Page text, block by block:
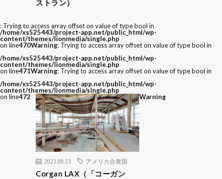
ストラン）
: Trying to access array offset on value of type bool in
/home/xs525443/project-app.net/public_html/wp-
content/themes/lionmedia/single.php
on line470Warning: Trying to access array offset on value of type bool in
/home/xs525443/project-app.net/public_html/wp-
content/themes/lionmedia/single.php
on line471Warning: Trying to access array offset on value of type bool in
/home/xs525443/project-app.net/public_html/wp-
content/themes/lionmedia/single.php
on line472
2023.09.13 アメリカ合衆国
Corgan LAX（「コーガン
Warning